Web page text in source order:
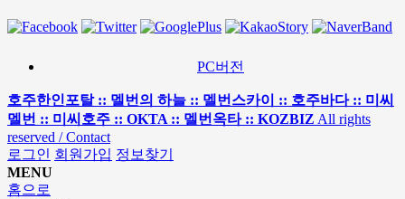
PC버전
호주한인포탈 :: 멜번의 하늘 :: 멜번스카이 :: 호주바다 :: 미씨
멜번 :: 미씨호주 :: OKTA :: 멜번옥타 :: KOZBIZ All rights
reserved / Contact
로그인 회원가입 정보찾기
MENU
홈으로